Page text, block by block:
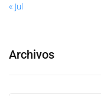
« Jul
Archivos